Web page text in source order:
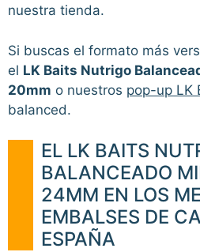
nuestra tienda.
Si buscas el formato más
el LK Baits Nutrigo
20mm o nuestros pop-up LK
balanced.
EL LK BAITS
BALANCEADO
24MM EN LOS
EMBALSES DE
ESPAÑA